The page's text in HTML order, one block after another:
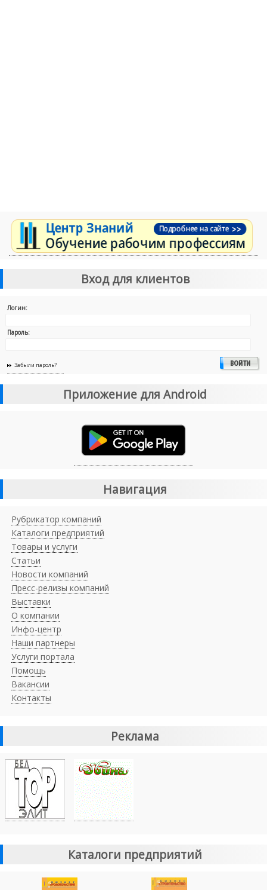
Вход для клиентов
Логин:
Пароль:
Забыли пароль?
Приложение для Android
Навигация
Рубрикатор компаний
Каталоги предприятий
Товары и услуги
Статьи
Новости компаний
Пресс-релизы компаний
Выставки
О компании
Инфо-центр
Наши партнеры
Услуги портала
Помощь
Вакансии
Контакты
Реклама
Каталоги предприятий